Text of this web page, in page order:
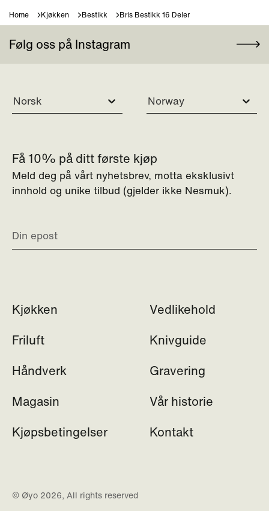
Home Kjøkken Bestikk Bris Bestikk 16 Deler
Følg oss på Instagram
Norsk Norway
Få 10% på ditt første kjøp
Meld deg på vårt nyhetsbrev, motta eksklusivt
innhold og unike tilbud (gjelder ikke Nesmuk).
Kjøkken
Friluft
Håndverk
Magasin
Kjøpsbetingelser
Vedlikehold
Knivguide
Gravering
Vår historie
Kontakt
© Øyo 2026, All rights reserved